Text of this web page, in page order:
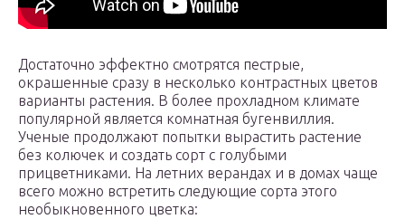
Достаточно эффектно смотрятся пестрые,
окрашенные сразу в несколько контрастных цветов
варианты растения. В более прохладном климате
популярной является комнатная бугенвиллия.
Ученые продолжают попытки вырастить растение
без колючек и создать сорт с голубыми
прицветниками. На летних верандах и в домах чаще
всего можно встретить следующие сорта этого
необыкновенного цветка: